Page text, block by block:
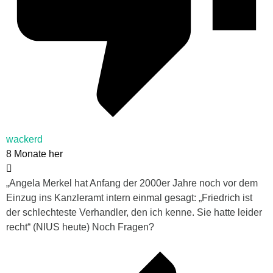
wackerd
8 Monate her
„Angela Merkel hat Anfang der 2000er Jahre noch vor dem
Einzug ins Kanzleramt intern einmal gesagt: „Friedrich ist
der schlechteste Verhandler, den ich kenne. Sie hatte leider
recht“ (NIUS heute) Noch Fragen?